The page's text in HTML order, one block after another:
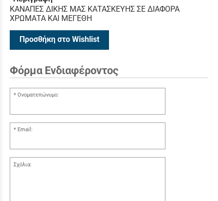
ΚΑΝΑΠΕΣ ΔΙΚΗΣ ΜΑΣ ΚΑΤΑΣΚΕΥΗΣ ΣΕ ΔΙΑΦΟΡΑ
ΧΡΩΜΑΤΑ ΚΑΙ ΜΕΓΕΘΗ
Προσθήκη στο Wishlist
Φόρμα Ενδιαφέροντος
Ονοματεπώνυμο:
Email:
Σχόλια: